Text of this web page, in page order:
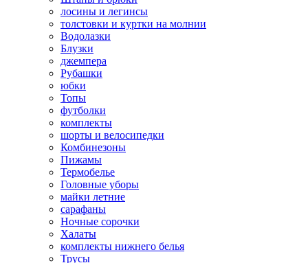
лосины и легинсы
толстовки и куртки на молнии
Водолазки
Блузки
джемпера
Рубашки
юбки
Топы
футболки
комплекты
шорты и велосипедки
Комбинезоны
Пижамы
Термобелье
Головные уборы
майки летние
сарафаны
Ночные сорочки
Халаты
комплекты нижнего белья
Трусы